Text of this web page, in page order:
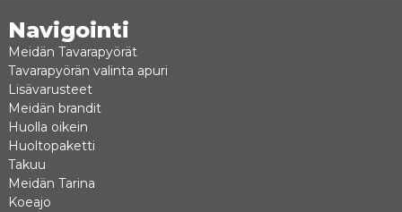
Navigointi
Meidän Tavarapyörät
Tavarapyörän valinta apuri
Lisävarusteet
Meidän brandit
Huolla oikein
Huoltopaketti
Takuu
Meidän Tarina
Koeajo